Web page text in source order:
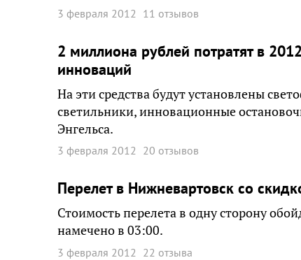
3 февраля 2012 11 отзывов
2 миллиона рублей потратят в
инноваций
На эти средства будут установлены
светильники, инновационные
Энгельса.
3 февраля 2012 20 отзывов
Перелет в Нижневартовск со
Стоимость перелета в одну сторону
намечено в 03:00.
3 февраля 2012 22 отзыва